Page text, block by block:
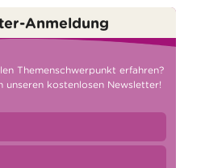
Anmeldung
Themenschwerpunkt erfahren?
unseren kostenlosen Newsletter!